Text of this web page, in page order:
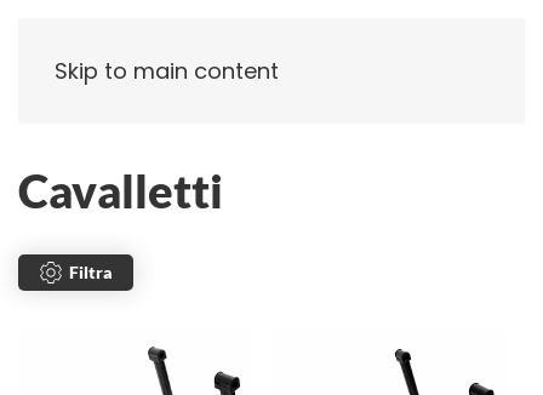
Skip to main content
Cavalletti
Filtra